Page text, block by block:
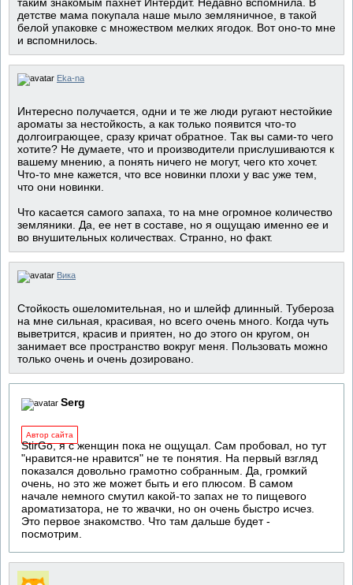
таким знакомым пахнет Интердит. Недавно вспомнила. В
детстве мама покупала наше мыло земляничное, в такой
белой упаковке с множеством мелких ягодок. Вот оно-то мне
и вспомнилось.
Eka-na
Интересно получается, одни и те же люди ругают нестойкие
ароматы за нестойкость, а как только появится что-то
долгоиграющее, сразу кричат обратное. Так вы сами-то чего
хотите? Не думаете, что и производители прислушиваются к
вашему мнению, а понять ничего не могут, чего кто хочет.
Что-то мне кажется, что все новинки плохи у вас уже тем,
что они новинки.
Что касается самого запаха, то на мне огромное количество
земляники. Да, ее нет в составе, но я ощущаю именно ее и
во внушительных количествах. Странно, но факт.
Вика
Стойкость ошеломительная, но и шлейф длинный. Тубероза
на мне сильная, красивая, но всего очень много. Когда чуть
выветрится, красив и приятен, но до этого он кругом, он
занимает все пространство вокруг меня. Пользовать можно
только очень и очень дозировано.
Serg
Автор сайта
StirGo, я с женщин пока не ощущал. Сам пробовал, но тут
"нравится-не нравится" не те понятия. На первый взгляд
показался довольно грамотно собранным. Да, громкий
очень, но это же может быть и его плюсом. В самом
начале немного смутил какой-то запах не то пищевого
ароматизатора, не то жвачки, но он очень быстро исчез.
Это первое знакомство. Что там дальше будет -
посмотрим.